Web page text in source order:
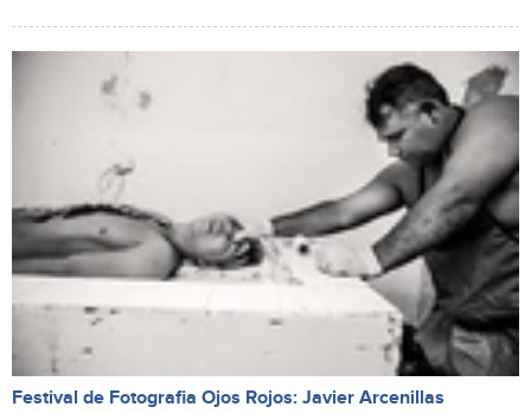
Festival de Fotografia Ojos Rojos: Javier Arcenillas